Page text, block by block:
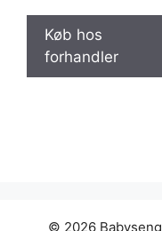
Køb hos
forhandler
© 2026 Babyseng